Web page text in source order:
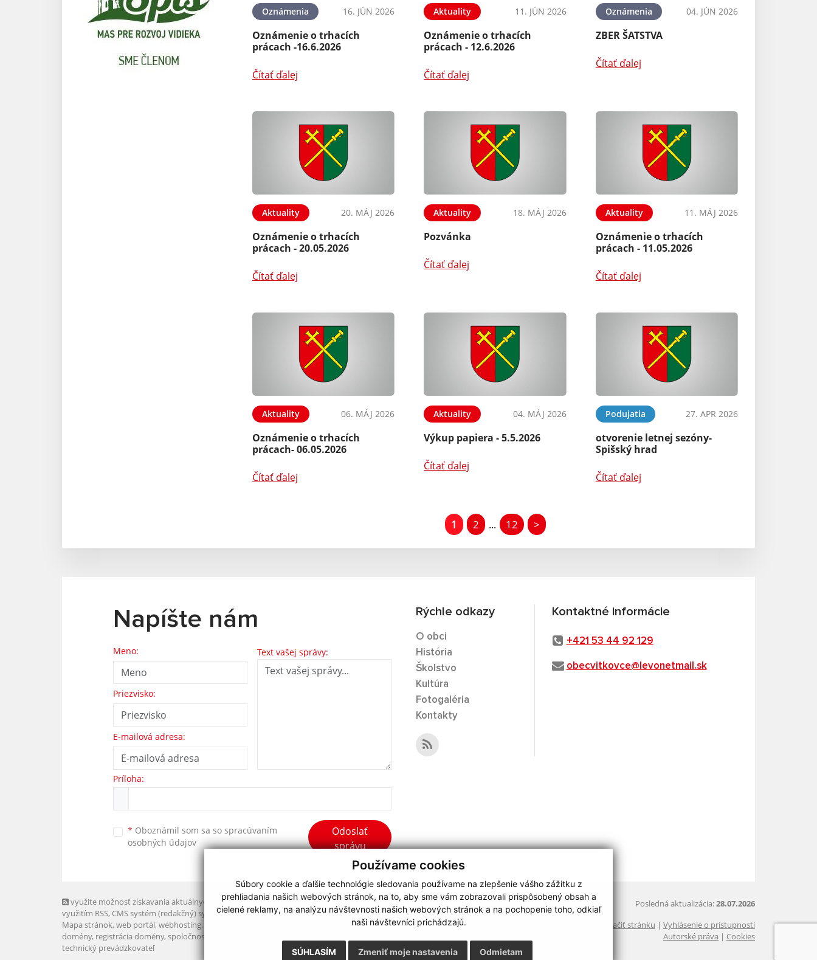
Používame cookies
Súbory cookie a ďalšie technológie sledovania používame na zlepšenie vášho zážitku z
prehliadania našich webových stránok, na to, aby sme vám zobrazovali prispôsobený obsah a
cielené reklamy, na analýzu návštevnosti našich webových stránok a na pochopenie toho, odkiaľ
naši návštevníci prichádzajú.
SÚHLASÍM Odmietam
Zmeniť moje nastavenia
Oznámenia 16. JÚN 2026
Oznámenie o trhacích
prácach -16.6.2026
Čítať ďalej
Aktuality 11. JÚN 2026
Oznámenie o trhacích
prácach - 12.6.2026
Čítať ďalej
Oznámenia 04. JÚN 2026
ZBER ŠATSTVA
Čítať ďalej
Aktuality 20. MÁJ 2026
Oznámenie o trhacích
prácach - 20.05.2026
Čítať ďalej
Aktuality 18. MÁJ 2026
Pozvánka
Čítať ďalej
Aktuality 11. MÁJ 2026
Oznámenie o trhacích
prácach - 11.05.2026
Čítať ďalej
Aktuality 06. MÁJ 2026
Oznámenie o trhacích
prácach- 06.05.2026
Čítať ďalej
Aktuality 04. MÁJ 2026
Výkup papiera - 5.5.2026
Čítať ďalej
Podujatia 27. APR 2026
otvorenie letnej sezóny-
Spišský hrad
Čítať ďalej
1 2 ... 12 >
Napíšte nám
Meno:
Priezvisko:
E-mailová adresa:
Text vašej správy:
Príloha:
* Oboznámil som sa so spracúvaním
osobných údajov
Odoslať
správu
Rýchle odkazy
O obci
História
Školstvo
Kultúra
Fotogaléria
Kontakty
Kontaktné informácie
+421 53 44 92 129
obecvitkovce@levonetmail.sk
využite možnosť získavania aktuálnych informácií s
využitím RSS, CMS systém (redakčný) systém ECHELON 2,
Mapa stránok, web portál, webhosting,
domény, registrácia domény, spoločnosť webex.digital, s.r.o.
technický prevádzkovateľ
Posledná aktualizácia:28.07.2026
Vytlačiť stránku | Vyhlásenie o prístupnosti
Autorské práva | Cookies
webdesign|